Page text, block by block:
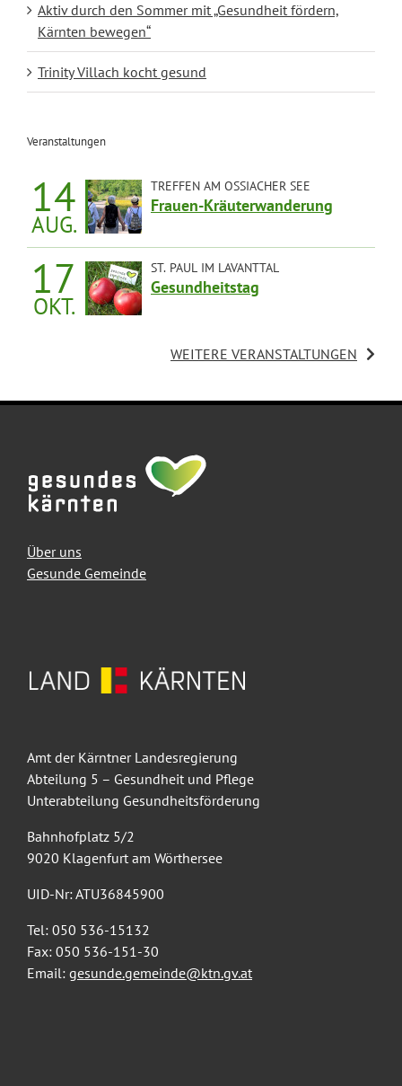
Aktiv durch den Sommer mit „Gesundheit fördern,
Kärnten bewegen“
Trinity Villach kocht gesund
Veranstaltungen
14
AUG.
TREFFEN AM OSSIACHER SEE
Frauen-Kräuterwanderung
17
OKT.
ST. PAUL IM LAVANTTAL
Gesundheitstag
WEITERE VERANSTALTUNGEN
Über uns
Gesunde Gemeinde
Amt der Kärntner Landesregierung
Abteilung 5 – Gesundheit und Pflege
Unterabteilung Gesundheitsförderung
Bahnhofplatz 5/2
9020 Klagenfurt am Wörthersee
UID-Nr: ATU36845900
Tel: 050 536-15132
Fax: 050 536-151-30
Email: gesunde.gemeinde@ktn.gv.at